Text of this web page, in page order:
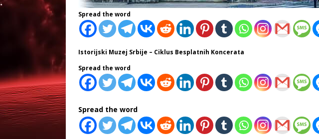
Spread the word
Istorijski Muzej Srbije – Ciklus Besplatnih Koncerata
Spread the word
Spread the word